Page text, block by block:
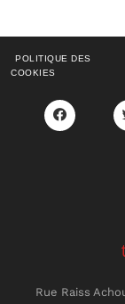
POLITIQUE DES
COOKIES
Rue Raiss